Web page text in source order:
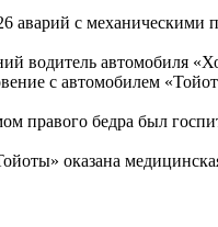
аварий с
водитель автомобиля
с автомобилем
правого бедра был
оказана